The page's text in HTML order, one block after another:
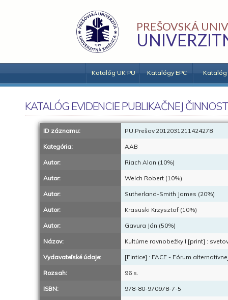
PREŠOVSKÁ
Katalóg UK PU Katalógy EPC Katalóg
KATALÓG EVIDENCIE PUBLIKAČNEJ
ID záznamu: PU.Prešov.2012031211424278
Kategória: AAB
Autor: Riach Alan (10%)
Autor: Welch Robert (10%)
Autor: Sutherland-Smith James (20%)
Autor: Krasuski Krzysztof (10%)
Autor: Gavura Ján (50%)
Názov: Kultúrne rovnobežky I [print] :
Vydavateľské údaje: [Fintice] : FACE - Fórum
Rozsah: 96 s.
ISBN: 978-80-970978-7-5